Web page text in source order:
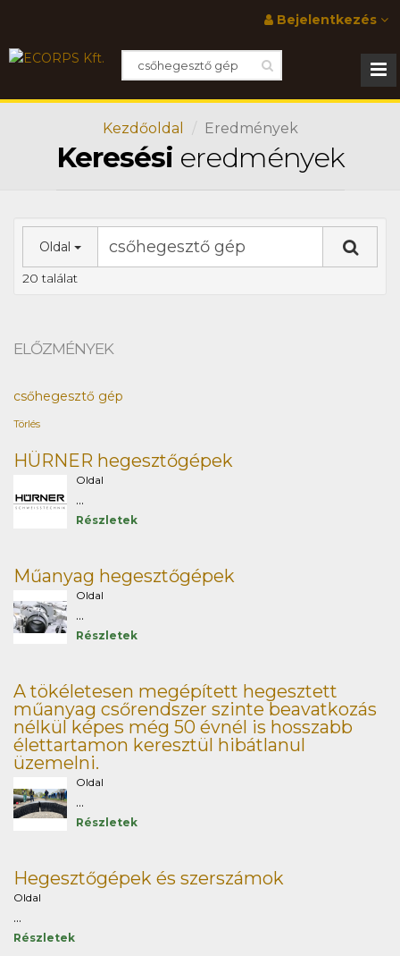
Bejelentkezés
Kezdőoldal Eredmények
Keresési eredmények
Oldal
20 találat
ELŐZMÉNYEK
csőhegesztő gép
Törlés
HÜRNER hegesztőgépek
Oldal
...
Részletek
Műanyag hegesztőgépek
Oldal
...
Részletek
A tökéletesen megépített hegesztett
műanyag csőrendszer szinte beavatkozás
nélkül képes még 50 évnél is hosszabb
élettartamon keresztül hibátlanul
üzemelni.
Oldal
...
Részletek
Hegesztőgépek és szerszámok
Oldal
...
Részletek